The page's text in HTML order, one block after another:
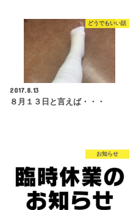
どうでもいい話
2017.8.13
８月１３日と言えば・・・
お知らせ